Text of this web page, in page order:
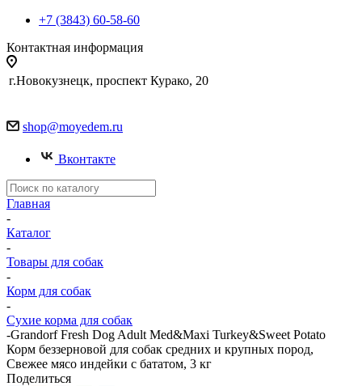
+7 (3843) 60-58-60
Контактная информация
г.Новокузнецк, проспект Курако, 20
shop@moyedem.ru
Вконтакте
Главная
-
Каталог
-
Товары для собак
-
Корм для собак
-
Сухие корма для собак
-Grandorf Fresh Dog Adult Med&Maxi Turkey&Sweet Potato
Корм беззерновой для собак средних и крупных пород,
Свежее мясо индейки с бататом, 3 кг
Поделиться